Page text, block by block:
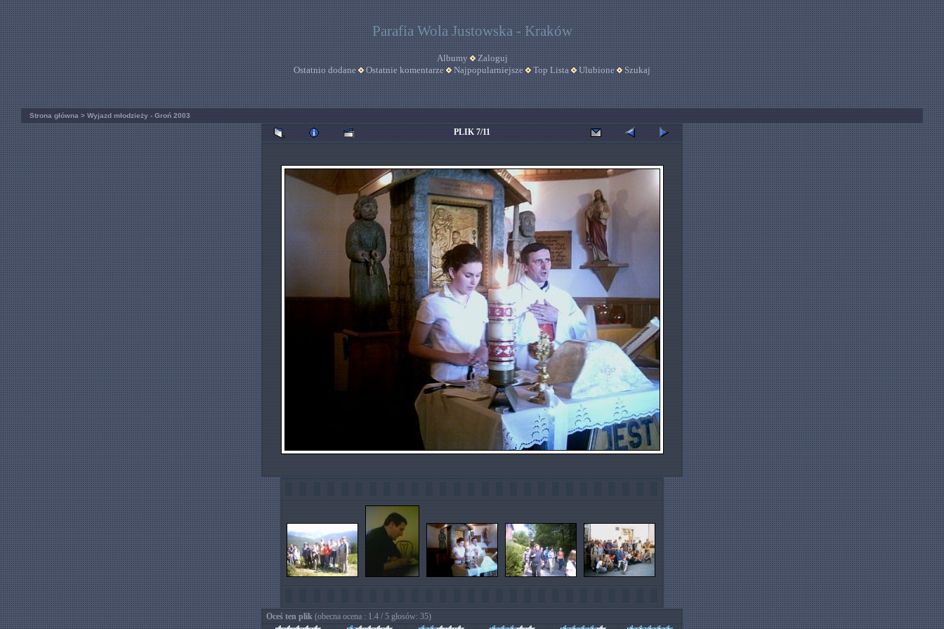
Parafia Wola Justowska - Kraków
Albumy
Zaloguj
Ostatnio dodane
Ostatnie komentarze Najpopularniejsze Top Lista Ulubione Szukaj
Strona główna > Wyjazd młodzieży - Groń 2003
PLIK 7/11
Oceś ten plik (obecna ocena : 1.4 / 5 głosów: 35)